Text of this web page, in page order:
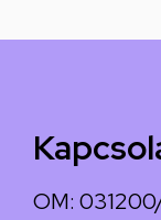
OM: